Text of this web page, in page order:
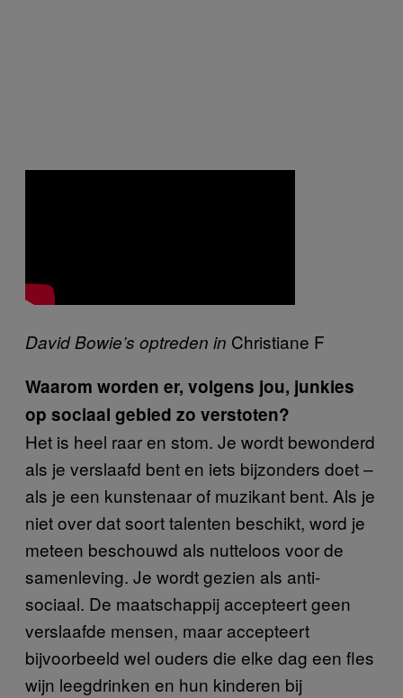
David Bowie’s optreden in Christiane F
Waarom worden er, volgens jou, junkies
op sociaal gebied zo verstoten?
Het is heel raar en stom. Je wordt bewonderd
als je verslaafd bent en iets bijzonders doet –
als je een kunstenaar of muzikant bent. Als je
niet over dat soort talenten beschikt, word je
meteen beschouwd als nutteloos voor de
samenleving. Je wordt gezien als anti-
sociaal. De maatschappij accepteert geen
verslaafde mensen, maar accepteert
bijvoorbeeld wel ouders die elke dag een fles
wijn leegdrinken en hun kinderen bij